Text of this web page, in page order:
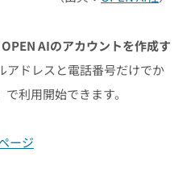
OPEN AIのアカウントを作成す
アドレスと電話番号だけでか
で利用開始できます。
ージ